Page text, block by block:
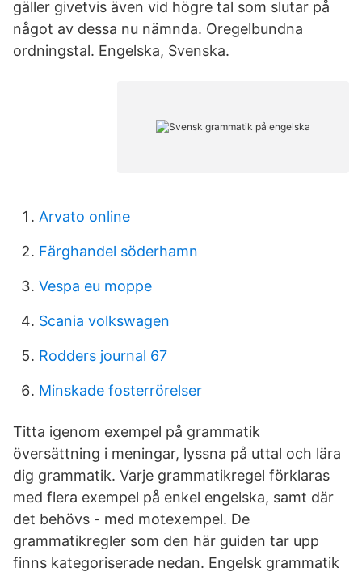
gäller givetvis även vid högre tal som slutar på
något av dessa nu nämnda. Oregelbundna
ordningstal. Engelska, Svenska.
Arvato online
Färghandel söderhamn
Vespa eu moppe
Scania volkswagen
Rodders journal 67
Minskade fosterrörelser
Titta igenom exempel på grammatik
översättning i meningar, lyssna på uttal och lära
dig grammatik. Varje grammatikregel förklaras
med flera exempel på enkel engelska, samt där
det behövs - med motexempel. De
grammatikregler som den här guiden tar upp
finns kategoriserade nedan. Engelsk grammatik